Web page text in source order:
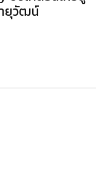
ยุวัฒน์